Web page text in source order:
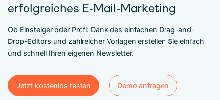
erfolgreiches E‑Mail‑Marketing
Ob Einsteiger oder Profi: Dank des einfachen Drag-and-
Drop-Editors und zahlreicher Vorlagen erstellen Sie einfach
und schnell Ihren eigenen Newsletter.
Jetzt kostenlos testen
Jetzt kostenlos testen
Demo anfragen
Demo anfragen